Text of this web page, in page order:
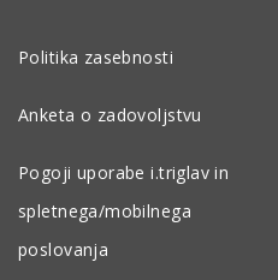
Politika zasebnosti
Anketa o zadovoljstvu
Pogoji uporabe i.triglav in
spletnega/mobilnega
poslovanja